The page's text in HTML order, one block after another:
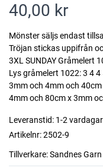
40,00 kr
Mönster säljs endast
Tröjan stickas uppifrån
3XL SUNDAY Gråmelert
Lys gråmelert 1022: 3 4
3mm och 4mm och
4mm och 80cm x 3mm
Leveranstid: 1-2 vardagar
Artikelnr:2502-9
Tillverkare:Sandnes Garn